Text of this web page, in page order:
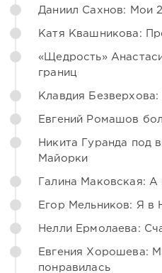
Даниил Сахнов: Мои
Катя Квашникова:
«Щедрость»
границ
Клавдия
Евгений Ромашов
Никита Гуранда под
Майорки
Галина Маковская: А
Егор Мельников: Я в
Нелли Ермолаева:
Евгения Хорошева:
понравилась